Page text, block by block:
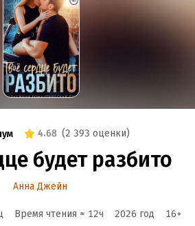
4.68 (2 393 оценки)
будет разбито
Анна Джейн
Время чтения ≈ 12ч 2026 год 16+